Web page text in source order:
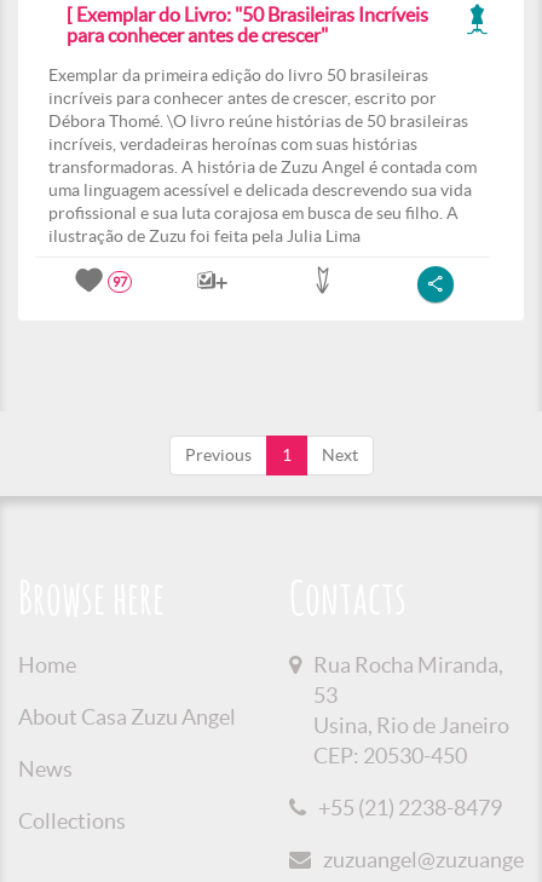
[ Exemplar do Livro: "50 Brasileiras Incríveis
para conhecer antes de crescer"
Exemplar da primeira edição do livro 50 brasileiras
incríveis para conhecer antes de crescer, escrito por
Débora Thomé. \O livro reúne histórias de 50 brasileiras
incríveis, verdadeiras heroínas com suas histórias
transformadoras. A história de Zuzu Angel é contada com
uma linguagem acessível e delicada descrevendo sua vida
profissional e sua luta corajosa em busca de seu filho. A
ilustração de Zuzu foi feita pela Julia Lima
97
Previous 1 Next
Home
About Casa Zuzu Angel
News
Collections
Rua Rocha Miranda,
53
Usina, Rio de Janeiro
CEP: 20530-450
+55 (21) 2238-8479